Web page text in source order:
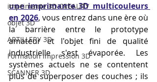
imprimante 3D CREALITY
objet 3D
ARTILLERY 3D
Formation impression 3D
SCANNER 3D
une imprimante 3D multicouleurs
en 2026, vous entrez dans une ère où
la barrière entre le prototype
amateur et l'objet fini de qualité
industrielle s'est évaporée. Les
systèmes actuels ne se contentent
plus de superposer des couches ; ils